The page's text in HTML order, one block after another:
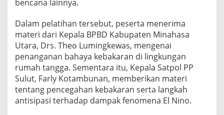
bencana lainnya.
Dalam pelatihan tersebut, peserta menerima
materi dari Kepala BPBD Kabupaten Minahasa
Utara, Drs. Theo Lumingkewas, mengenai
penanganan bahaya kebakaran di lingkungan
rumah tangga. Sementara itu, Kepala Satpol PP
Sulut, Farly Kotambunan, memberikan materi
tentang pencegahan kebakaran serta langkah
antisipasi terhadap dampak fenomena El Nino.